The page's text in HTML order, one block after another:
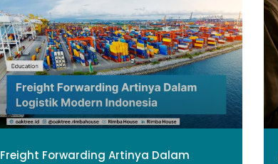
Freight Forwarding Artinya Dalam